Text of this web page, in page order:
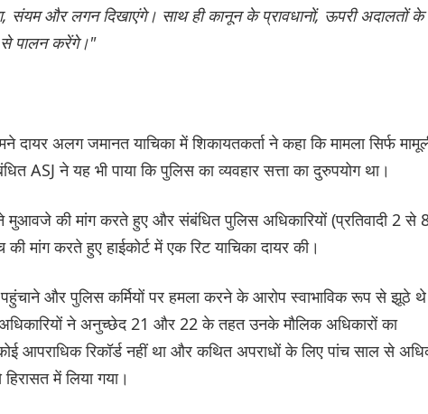
संयम और लगन दिखाएंगे। साथ ही कानून के प्रावधानों, ऊपरी अदालतों के
से पालन करेंगे।"
दायर अलग जमानत याचिका में शिकायतकर्ता ने कहा कि मामला सिर्फ
ASJ ने यह भी पाया कि पुलिस का व्यवहार सत्ता का दुरुपयोग था।
मुआवजे की मांग करते हुए और संबंधित पुलिस अधिकारियों (प्रतिवादी 2 से
मांग करते हुए हाईकोर्ट में एक रिट याचिका दायर की।
पहुंचाने और पुलिस कर्मियों पर हमला करने के आरोप स्वाभाविक रूप से झूठे थे
ने अनुच्छेद 21 और 22 के तहत उनके मौलिक अधिकारों का
आपराधिक रिकॉर्ड नहीं था और कथित अपराधों के लिए पांच साल से
में लिया गया।